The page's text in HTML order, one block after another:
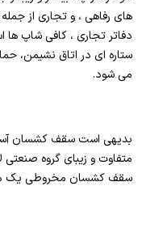
دفاتر تجاری ، کافی شاپ
ستاره ای در اتاق نشیمن،
می شود.
بدیهی است سقف کشسان
متفاوت و زیبای گروه
سقف کشسان مخروطی یک